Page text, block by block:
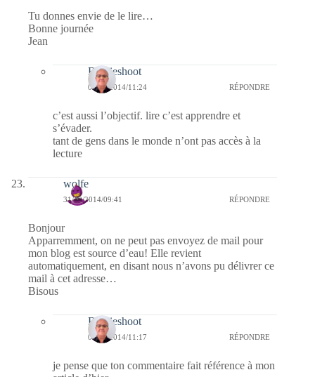
Tu donnes envie de le lire…
Bonne journée
Jean
Bernieshoot
01/11/2014/11:24 RÉPONDRE
c’est aussi l’objectif. lire c’est apprendre et
s’évader.
tant de gens dans le monde n’ont pas accès à la
lecture
wolfe
31/10/2014/09:41 RÉPONDRE
Bonjour
Apparremment, on ne peut pas envoyez de mail pour
mon blog est source d’eau! Elle revient
automatiquement, en disant nous n’avons pu délivrer ce
mail à cet adresse…
Bisous
Bernieshoot
01/11/2014/11:17 RÉPONDRE
je pense que ton commentaire fait référence à mon